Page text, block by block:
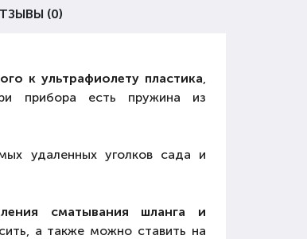
(0)
к ультрафиолету пластика,
прибора есть пружина из
удаленных уголков сада и
сматывания шланга и
а также можно ставить на